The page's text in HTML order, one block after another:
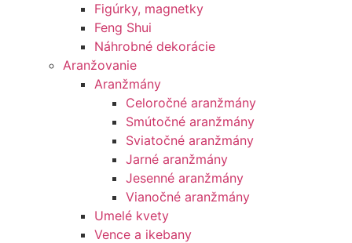
Figúrky, magnetky
Feng Shui
Náhrobné dekorácie
Aranžovanie
Aranžmány
Celoročné aranžmány
Smútočné aranžmány
Sviatočné aranžmány
Jarné aranžmány
Jesenné aranžmány
Vianočné aranžmány
Umelé kvety
Vence a ikebany